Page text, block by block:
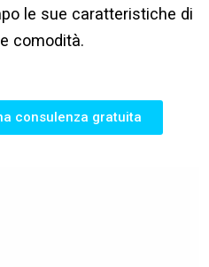
le sue caratteristiche di
comodità.
consulenza gratuita